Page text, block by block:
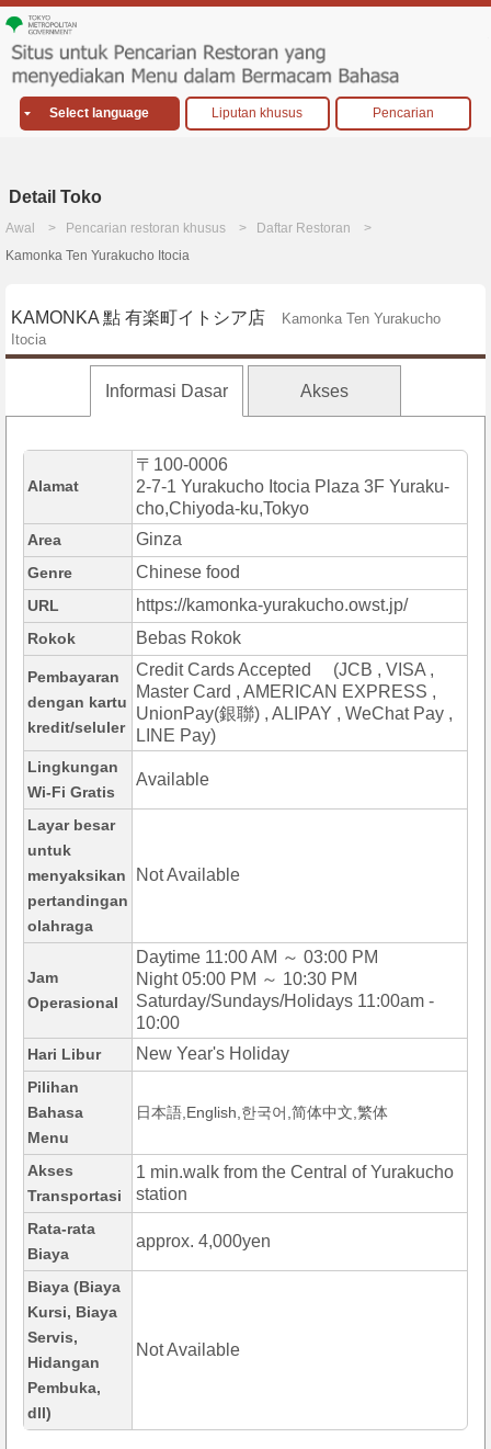
Select language Liputan khusus Pencarian
Detail Toko
Awal Pencarian restoran khusus
Daftar Restoran
Kamonka Ten Yurakucho Itocia
KAMONKA 點 有楽町イトシア店
Kamonka Ten Yurakucho
Itocia
Informasi Dasar Akses
Alamat
〒100-0006
2-7-1 Yurakucho Itocia Plaza 3F Yuraku-
cho,Chiyoda-ku,Tokyo
Area Ginza
Genre Chinese food
URL https://kamonka-yurakucho.owst.jp/
Rokok Bebas Rokok
Pembayaran
dengan kartu
kredit/seluler
Credit Cards Accepted (JCB , VISA ,
Master Card , AMERICAN EXPRESS ,
UnionPay(銀聯) , ALIPAY , WeChat Pay ,
LINE Pay)
Lingkungan
Wi-Fi Gratis
Available
Layar besar
untuk
menyaksikan
pertandingan
olahraga
Not Available
Jam
Operasional
Daytime 11:00 AM ～ 03:00 PM
Night 05:00 PM ～ 10:30 PM
Saturday/Sundays/Holidays 11:00am -
10:00
Hari Libur New Year's Holiday
Pilihan
Bahasa
Menu
日本語,English,한국어,简体中文,繁体
Akses
Transportasi
1 min.walk from the Central of Yurakucho
station
Rata-rata
Biaya
approx. 4,000yen
Biaya (Biaya
Kursi, Biaya
Servis,
Hidangan
Pembuka,
dll)
Not Available